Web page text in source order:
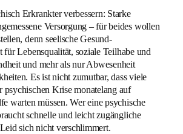
Erkrankter verbessern: Starke
Versorgung – für beides wollen
denn seelische Gesund-
für Lebensqualität, soziale Teilhabe und
und mehr als nur Abwesenheit
Es ist nicht zumutbar, dass viele
psychischen Krise monatelang auf
warten müssen. Wer eine psychische
schnelle und leicht zugängliche
sich nicht verschlimmert.